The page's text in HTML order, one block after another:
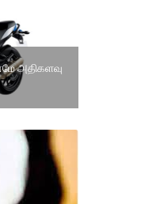
அதிகளவு